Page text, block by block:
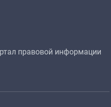
правовой информации